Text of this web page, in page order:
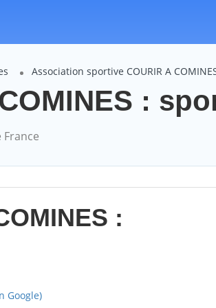
Association sportive COURIR A
:
:
Google)